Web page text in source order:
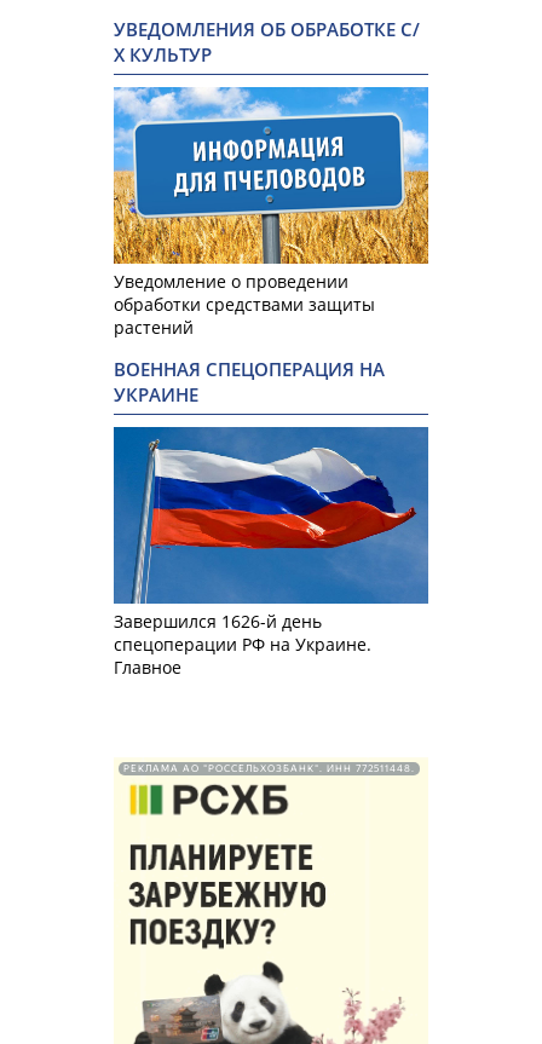
УВЕДОМЛЕНИЯ ОБ ОБРАБОТКЕ С/
Х КУЛЬТУР
Уведомление о проведении
обработки средствами защиты
растений
ВОЕННАЯ СПЕЦОПЕРАЦИЯ НА
УКРАИНЕ
Завершился 1626-й день
спецоперации РФ на Украине.
Главное
РЕКЛАМА АО "РОССЕЛЬХОЗБАНК". ИНН 772511448.